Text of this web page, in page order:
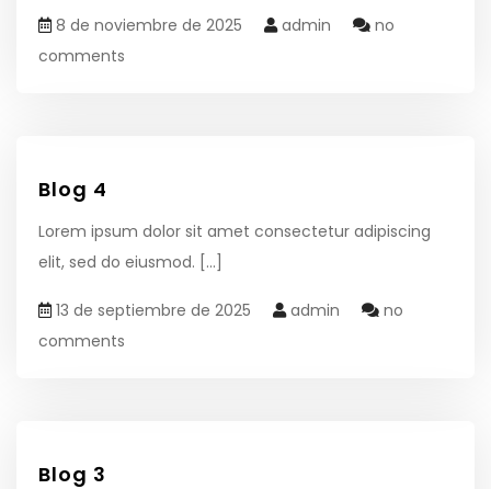
8 de noviembre de 2025 admin
no
comments
Blog 4
Lorem ipsum dolor sit amet consectetur adipiscing
elit, sed do eiusmod. [...]
13 de septiembre de 2025 admin
no
comments
Blog 3